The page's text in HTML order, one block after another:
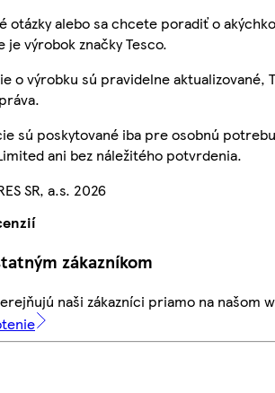
otázky alebo sa chcete poradiť o
je výrobok značky Tesco.
o výrobku sú pravidelne aktualizované,
sú poskytované iba pre osobnú
ani bez náležitého potvrdenia.
SR, a.s. 2026
zákazníkom
naši zákazníci priamo na našom